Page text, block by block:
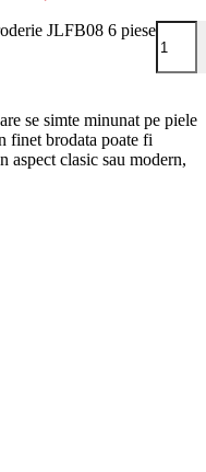
JLFB08 6 piese
se simte minunat pe piele
finet brodata poate fi
aspect clasic sau modern,